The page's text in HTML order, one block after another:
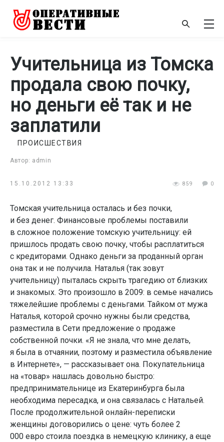
Учительница из Томска
продала свою почку,
но деньги её так и не
заплатили
Автор: admin
ПРОИСШЕСТВИЯ
15.10.2012 13:33 859 0
Томская учительница осталась и без почки,
и без денег. Финансовые проблемы поставили
в сложное положение томскую учительницу: ей
пришлось продать свою почку, чтобы расплатиться
с кредиторами. Однако деньги за проданный орган
она так и не получила. Наталья (так зовут
учительницу) пыталась скрыть трагедию от близких
и знакомых. Это произошло в 2009: в семье начались
тяжелейшие проблемы с деньгами. Тайком от мужа
Наталья, которой срочно нужны были средства,
разместила в Сети предложение о продаже
собственной почки. «Я не знала, что мне делать,
я была в отчаянии, поэтому и разместила объявление
в Интернете», — рассказывает она. Покупательница
на «товар» нашлась довольно быстро:
предпринимательнице из Екатеринбурга была
необходима пересадка, и она связалась с Натальей.
После продолжительной онлайн-переписки
женщины договорились о цене: чуть более 2
000 евро стоила поездка в немецкую клинику, а еще